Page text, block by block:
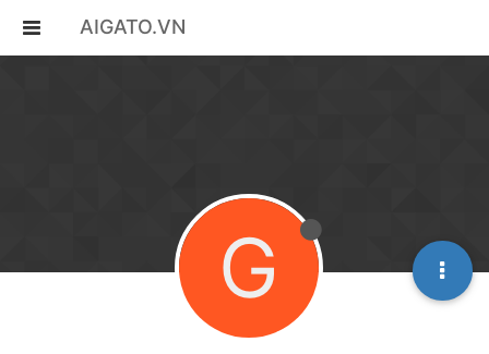
AIGATO.VN
G